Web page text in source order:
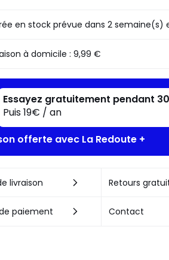
en stock prévue dans 2 semaine(s)
à domicile :9,99 €
Essayez gratuitement pendant
Puis 19€ / an
offerte avec La Redoute +
livraison Retours
paiement Contact